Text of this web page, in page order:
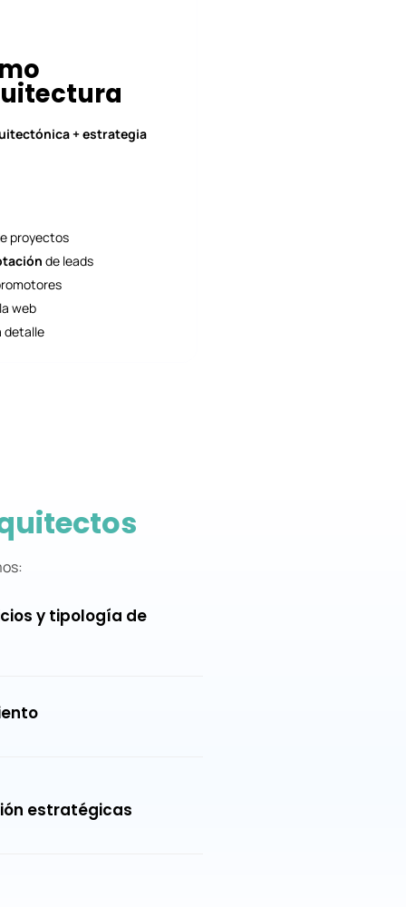
+ estrategia
proyectos
de leads
web
detalle
y tipología de
estratégicas